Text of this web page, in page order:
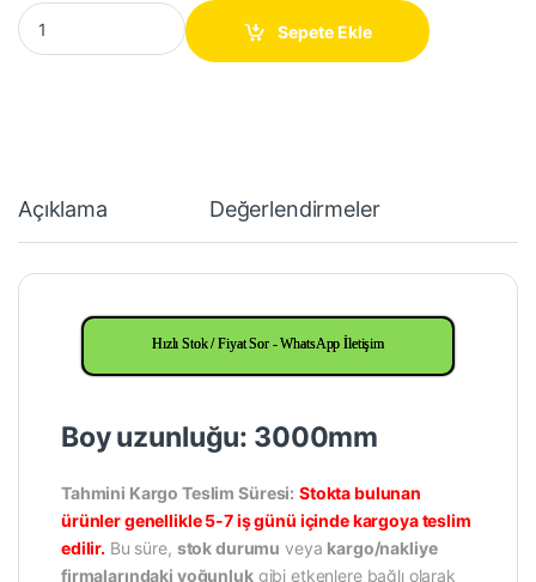
Bakır Boru Çap 80mm Et Kalınlığı 2mm quantity
Sepete Ekle
Açıklama Değerlendirmeler
Hızlı Stok / Fiyat Sor - WhatsApp İletişim
Boy uzunluğu: 3000mm
Tahmini Kargo Teslim Süresi: Stokta bulunan
ürünler genellikle 5-7 iş günü içinde kargoya teslim
edilir. Bu süre, stok durumu veya kargo/nakliye
firmalarındaki yoğunlukgibi etkenlere bağlı olarak